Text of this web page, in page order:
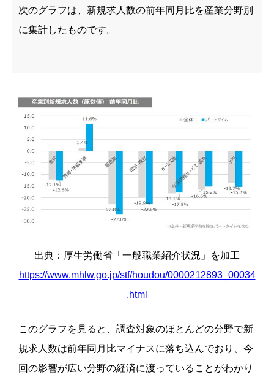
次のグラフは、新規求人数の前年同月比を産業分野別
に集計したものです。
出典：厚生労働省「一般職業紹介状況」を加工
https://www.mhlw.go.jp/stf/houdou/0000212893_00034
.html
このグラフを見ると、調査対象のほとんどの分野で新
規求人数は前年同月比マイナスに落ち込んでおり、今
回の影響が広い分野の経済に渡っていることがわかり